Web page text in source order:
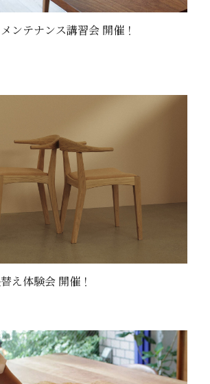
ンテナンス講習会 開催！
え体験会 開催！